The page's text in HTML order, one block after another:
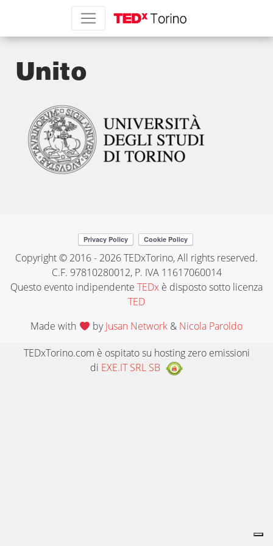
Unito
Copyright © 2016 - 2026 TEDxTorino, All rights reserved.
C.F. 97810280012, P. IVA 11617060014
Questo evento indipendente TEDx è disposto sotto licenza
TED
Made with
byJusan Network& Nicola Paroldo
TEDxTorino.com è ospitato su hosting zero emissioni
di EXE.IT SRL SB